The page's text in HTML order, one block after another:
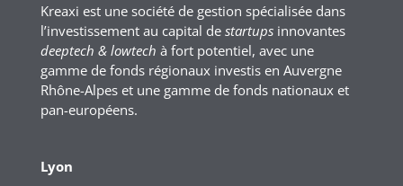
Kreaxi est une société de gestion spécialisée dans
l’investissement au capital de startupsinnovantes
deeptech & lowtech à fort potentiel, avec une
gamme de fonds régionaux investis en Auvergne
Rhône-Alpes et une gamme de fonds nationaux et
pan-européens.
Lyon